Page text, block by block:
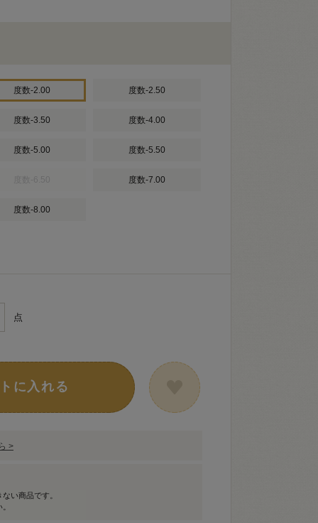
度数-2.00 度数-2.50
度数-3.50 度数-4.00
度数-5.00 度数-5.50
度数-7.00
度数-8.00
点
に入れる
>
い商品です。